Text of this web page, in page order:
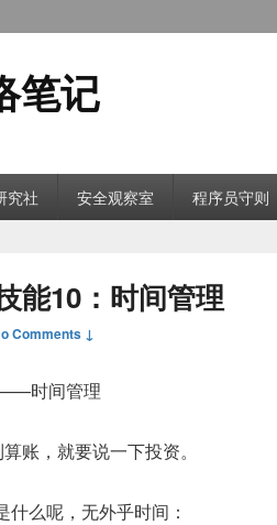
笔记
究社 安全观察室 程序员守则
能10：时间管理
Comments ↓
时间管理
账，就要说一下投资。
么呢，无外乎时间：